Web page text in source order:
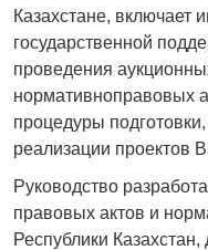
Казахстане,
государственной
проведения
нормативноправовых
процедуры
реализации проектов
Руководство
правовых актов и
Республики